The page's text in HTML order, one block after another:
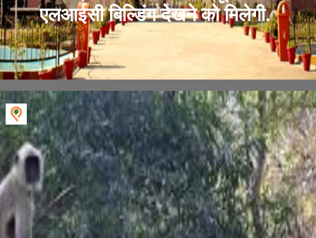
एलआईसी बिल्डिंग देखने को मिलेगी.